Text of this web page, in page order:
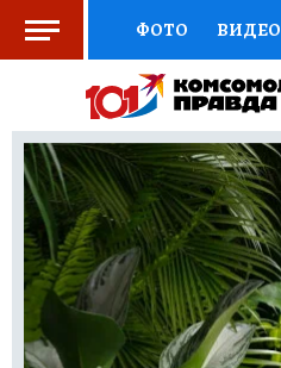
ФОТО ВИДЕО
ВЫБОР
КНИЖНАЯ ПОЛКА
ПРЕСС-ЦЕНТР
РАДИО КП